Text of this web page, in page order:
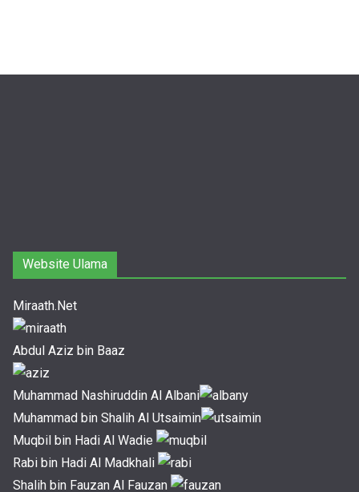
Website Ulama
Miraath.Net
Abdul Aziz bin Baaz
Muhammad Nashiruddin Al Albani
Muhammad bin Shalih Al Utsaimin
Muqbil bin Hadi Al Wadie
Rabi bin Hadi Al Madkhali
Shalih bin Fauzan Al Fauzan